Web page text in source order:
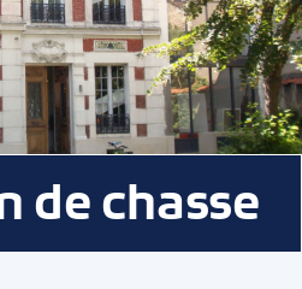
de chasse